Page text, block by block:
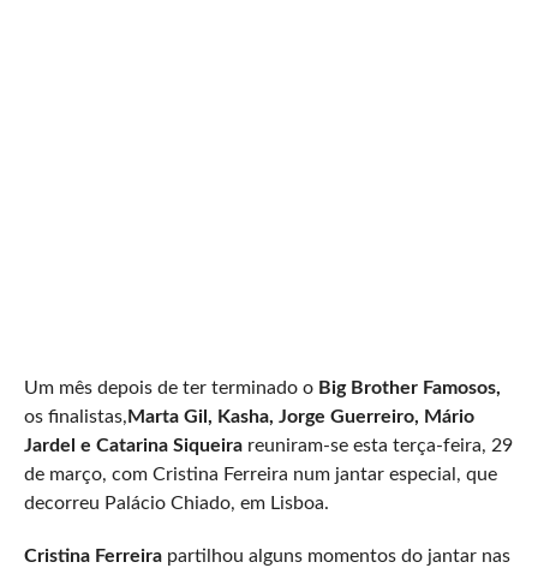
Um mês depois de ter terminado o Big Brother Famosos,
os finalistas, Marta Gil, Kasha, Jorge Guerreiro, Mário
Jardel e Catarina Siqueira reuniram-se esta terça-feira, 29
de março, com Cristina Ferreira num jantar especial, que
decorreu Palácio Chiado, em Lisboa.
Cristina Ferreira partilhou alguns momentos do jantar nas